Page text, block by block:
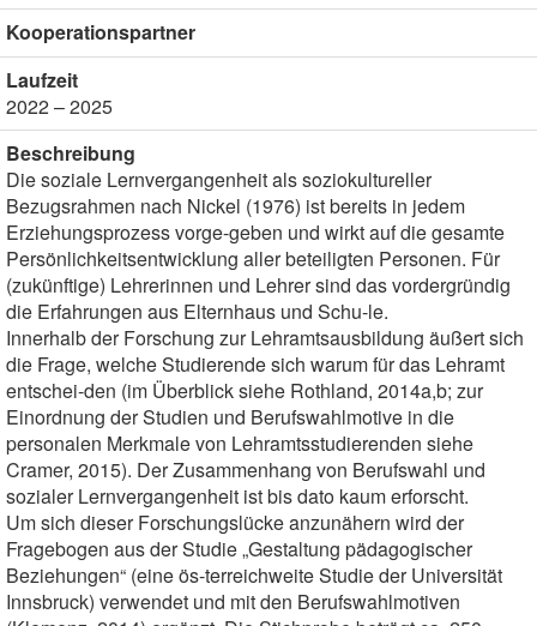
Kooperationspartner
Laufzeit
2022 – 2025
Beschreibung
Die soziale Lernvergangenheit als soziokultureller
Bezugsrahmen nach Nickel (1976) ist bereits in jedem
Erziehungsprozess vorge-geben und wirkt auf die gesamte
Persönlichkeitsentwicklung aller beteiligten Personen. Für
(zukünftige) Lehrerinnen und Lehrer sind das vordergründig
die Erfahrungen aus Elternhaus und Schu-le.
Innerhalb der Forschung zur Lehramtsausbildung äußert sich
die Frage, welche Studierende sich warum für das Lehramt
entschei-den (im Überblick siehe Rothland, 2014a,b; zur
Einordnung der Studien und Berufswahlmotive in die
personalen Merkmale von Lehramtsstudierenden siehe
Cramer, 2015). Der Zusammenhang von Berufswahl und
sozialer Lernvergangenheit ist bis dato kaum erforscht.
Um sich dieser Forschungslücke anzunähern wird der
Fragebogen aus der Studie „Gestaltung pädagogischer
Beziehungen“ (eine ös-terreichweite Studie der Universität
Innsbruck) verwendet und mit den Berufswahlmotiven